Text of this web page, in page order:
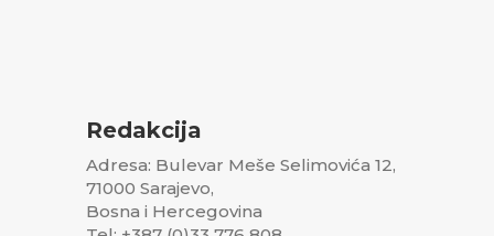
Redakcija
Adresa: Bulevar Meše Selimovića 12,
71000 Sarajevo,
Bosna i Hercegovina